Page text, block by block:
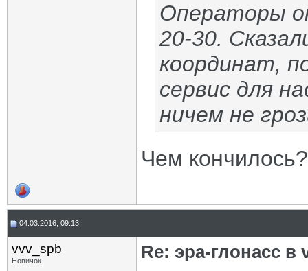
Операторы
20-30.
координат,
сервис для
ничем не
Чем кончилось?
04.03.2016, 09:13
vvv_spb
Новичок
Re: эра-глонасс в